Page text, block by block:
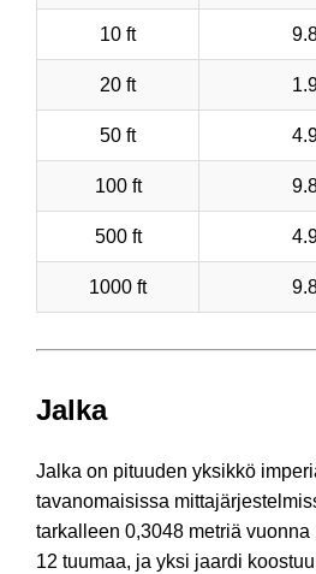
10 ft
20 ft
50 ft
100 ft
500 ft
1000 ft
Jalka
Jalka on pituuden yksikkö
tavanomaisissa
tarkalleen 0,3048 metriä
12 tuumaa, ja yksi jaardi